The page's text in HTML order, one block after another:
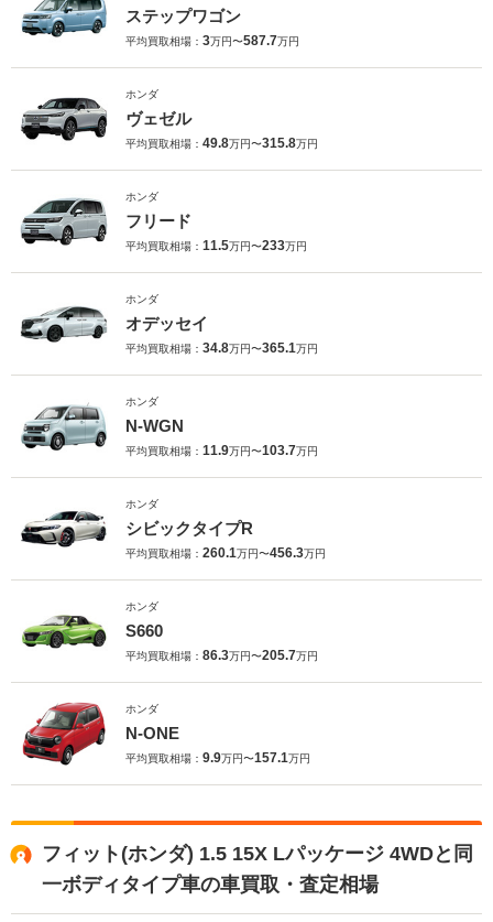
ステップワゴン
平均買取相場： 3万円〜587.7万円
ホンダ
ヴェゼル
平均買取相場： 49.8万円〜315.8万円
ホンダ
フリード
平均買取相場： 11.5万円〜233万円
ホンダ
オデッセイ
平均買取相場： 34.8万円〜365.1万円
ホンダ
N-WGN
平均買取相場： 11.9万円〜103.7万円
ホンダ
シビックタイプR
平均買取相場： 260.1万円〜456.3万円
ホンダ
S660
平均買取相場： 86.3万円〜205.7万円
ホンダ
N-ONE
平均買取相場： 9.9万円〜157.1万円
フィット(ホンダ) 1.5 15X Lパッケージ 4WDと同
一ボディタイプ車の車買取・査定相場